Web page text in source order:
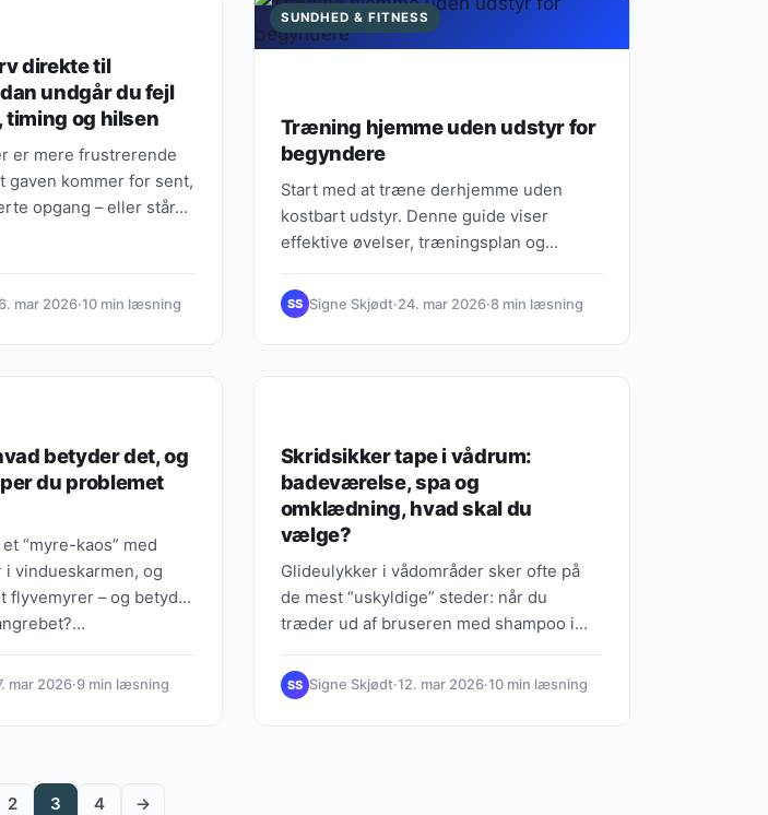
direkte til
undgår du fejl
timing og hilsen
er mere frustrerende
gaven kommer for sent,
opgang – eller står…
mar 2026·10 min læsning
SUNDHED & FITNESS
Træning hjemme uden udstyr for
begyndere
Start med at træne derhjemme uden
kostbart udstyr. Denne guide viser
effektive øvelser, træningsplan og
kondition.
SS Signe Skjødt·24. mar 2026·8 min læsning
betyder det, og
du problemet
“myre-kaos” med
vindueskarmen, og
flyvemyrer – og betyder
mar 2026·9 min læsning
Skridsikker tape i vådrum:
badeværelse, spa og
omklædning, hvad skal du
vælge?
Glideulykker i vådområder sker ofte på
de mest “uskyldige” steder: når du
træder ud af bruseren med shampoo i
SS Signe Skjødt·12. mar 2026·10 min læsning
2 3 4 →